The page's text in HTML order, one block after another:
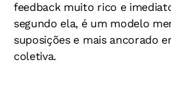
feedback muito rico e
segundo ela, é um modelo
suposições e mais ancorado
coletiva.